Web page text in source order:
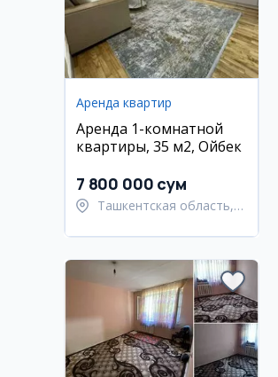
Аренда квартир
Аренда 1-комнатной
квартиры, 35 м2, Ойбек
7 800 000 сум
Ташкентская область,